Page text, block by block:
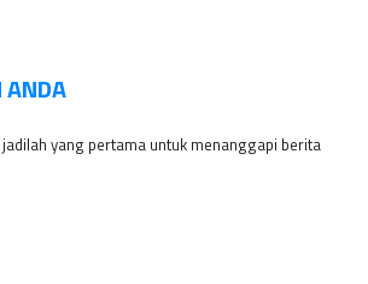
ANDA
yang pertama untuk menanggapi berita